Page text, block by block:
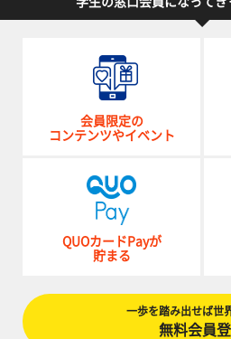
会員限定の
コンテンツやイベント
QUOカードPayが
貯まる
一歩を踏み出せば世
無料会員